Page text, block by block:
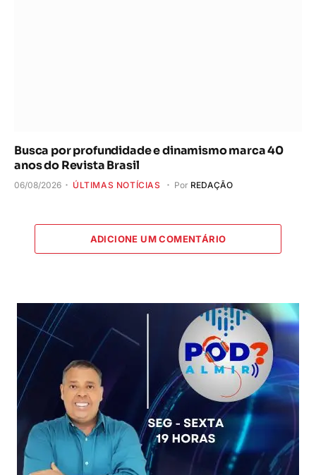
Busca por profundidade e dinamismo marca 40
anos do Revista Brasil
06/08/2026 ÚLTIMAS NOTÍCIAS Por REDAÇÃO
ADICIONE UM COMENTÁRIO